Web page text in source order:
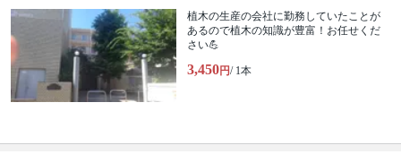
植木の生産の会社に勤務していたことが
あるので植木の知識が豊富！お任せくだ
さい💪
3,450円/ 1本